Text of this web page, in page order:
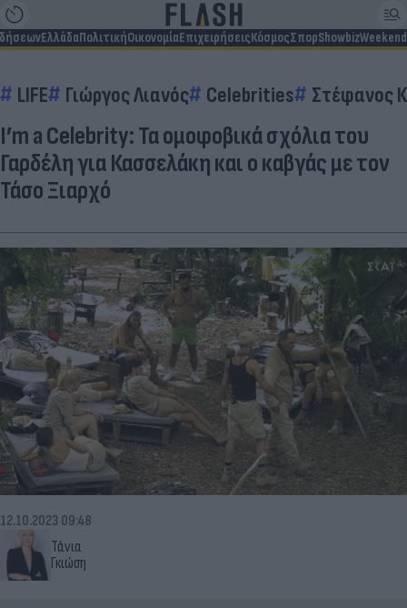
ΕλλάδαΠολιτικήΟικονομίαΕπιχειρήσειςΚόσμοςΣπορShowbizWeekend
LIFE Γιώργος Λιανός Celebrities Στέφανος
I’m a Celebrity: Τα ομοφοβικά σχόλια του
Γαρδέλη για Κασσελάκη και ο καβγάς με τον
Τάσο Ξιαρχό
Τάνια
Γκιώση
12.10.2023 09:48